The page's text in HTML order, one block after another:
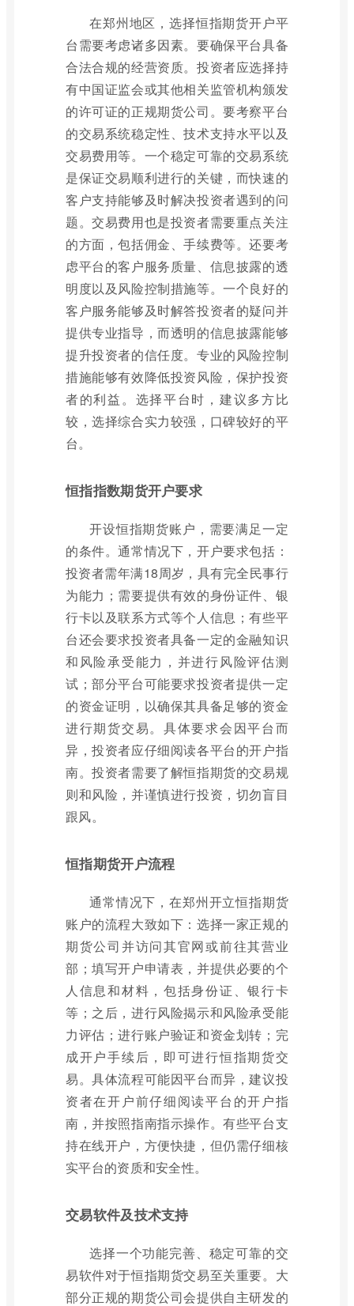
在郑州地区，选择恒指期货开户平
台需要考虑诸多因素。要确保平台具备
合法合规的经营资质。投资者应选择持
有中国证监会或其他相关监管机构颁发
的许可证的正规期货公司。要考察平台
的交易系统稳定性、技术支持水平以及
交易费用等。一个稳定可靠的交易系统
是保证交易顺利进行的关键，而快速的
客户支持能够及时解决投资者遇到的问
题。交易费用也是投资者需要重点关注
的方面，包括佣金、手续费等。还要考
虑平台的客户服务质量、信息披露的透
明度以及风险控制措施等。一个良好的
客户服务能够及时解答投资者的疑问并
提供专业指导，而透明的信息披露能够
提升投资者的信任度。专业的风险控制
措施能够有效降低投资风险，保护投资
者的利益。选择平台时，建议多方比
较，选择综合实力较强，口碑较好的平
台。
恒指指数期货开户要求
开设恒指期货账户，需要满足一定
的条件。通常情况下，开户要求包括：
投资者需年满18周岁，具有完全民事行
为能力；需要提供有效的身份证件、银
行卡以及联系方式等个人信息；有些平
台还会要求投资者具备一定的金融知识
和风险承受能力，并进行风险评估测
试；部分平台可能要求投资者提供一定
的资金证明，以确保其具备足够的资金
进行期货交易。具体要求会因平台而
异，投资者应仔细阅读各平台的开户指
南。投资者需要了解恒指期货的交易规
则和风险，并谨慎进行投资，切勿盲目
跟风。
恒指期货开户流程
通常情况下，在郑州开立恒指期货
账户的流程大致如下：选择一家正规的
期货公司并访问其官网或前往其营业
部；填写开户申请表，并提供必要的个
人信息和材料，包括身份证、银行卡
等；之后，进行风险揭示和风险承受能
力评估；进行账户验证和资金划转；完
成开户手续后，即可进行恒指期货交
易。具体流程可能因平台而异，建议投
资者在开户前仔细阅读平台的开户指
南，并按照指南指示操作。有些平台支
持在线开户，方便快捷，但仍需仔细核
实平台的资质和安全性。
交易软件及技术支持
选择一个功能完善、稳定可靠的交
易软件对于恒指期货交易至关重要。大
部分正规的期货公司会提供自主研发的